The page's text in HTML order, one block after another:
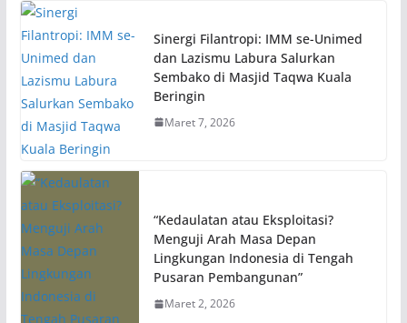
Sinergi Filantropi: IMM se-Unimed
dan Lazismu Labura Salurkan
Sembako di Masjid Taqwa Kuala
Beringin
Maret 7, 2026
“Kedaulatan atau Eksploitasi?
Menguji Arah Masa Depan
Lingkungan Indonesia di Tengah
Pusaran Pembangunan”
Maret 2, 2026